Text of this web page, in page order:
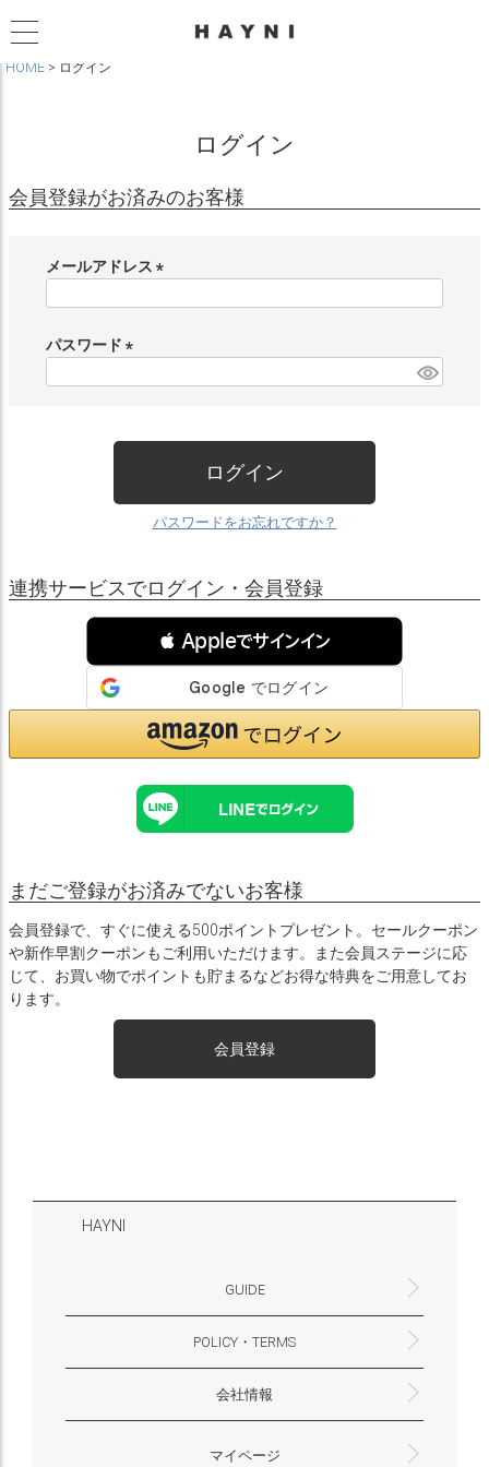
HOME ログイン
ログイン
会員登録がお済みのお客様
メールアドレス
)
パスワード
)
ログイン
パスワードをお忘れですか？
連携サービスでログイン・会員登録
 Appleでサインイン
まだご登録がお済みでないお客様
会員登録で、すぐに使える500ポイントプレゼント。セールクーポン
や新作早割クーポンもご利用いただけます。また会員ステージに応
じて、お買い物でポイントも貯まるなどお得な特典をご用意してお
ります。
会員登録
HAYNI
GUIDE
よくあるご質問・お問合せ
お支払いについて
配送・送料について
ギフトサービスについて
一緒に働く？(HAYNI採用情報サイトへ)
for Foreigners (overseas delivery)
POLICY・TERMS
返品・交換について
プライバシーポリシー
特定商取引法に基づく表示
外部送信ポリシー
会社情報
大阪府大阪市淀川区十八条3-9-35
電話番号：06-6868-9671
※お電話でのお問合せ受付は行っておりません
メール：support@hayni.jp
お問い合わせはこちらからお願いいたします
営業時間：10：00～15：00（金曜日は14：00ま
定休日： 土・日・祝祭日
※土日祝祭日はお休みをいただきます。
メールの返信は翌営業日となりますので、ご了承
マイページ